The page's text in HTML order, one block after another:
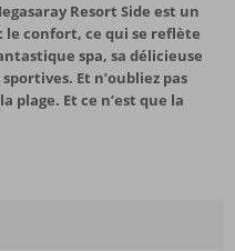
Resort Side est un
le confort, ce qui se reflète
spa, sa délicieuse
Et n’oubliez pas
plage. Et ce n’est que la